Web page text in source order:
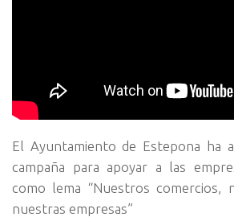
El Ayuntamiento de Estepona ha
campaña para apoyar a las
como lema “Nuestros comercios,
nuestras empresas”